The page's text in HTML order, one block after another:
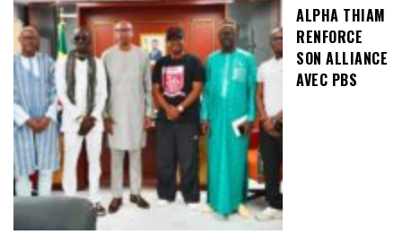
ALPHA THIAM
RENFORCE
SON ALLIANCE
AVEC PBS